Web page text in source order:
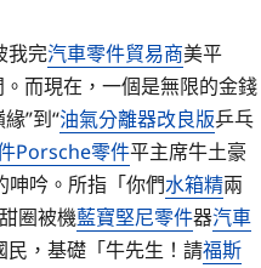
我完汽車零件貿易商美平
而現在，一個是無限的金錢
”到“油氣分離器改良版乒乓
Porsche零件平主席牛土豪
呻吟。所指「你們水箱精兩
圈被機藍寶堅尼零件器汽車
民，基礎「牛先生！請福斯